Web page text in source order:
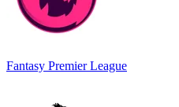
Fantasy Premier League